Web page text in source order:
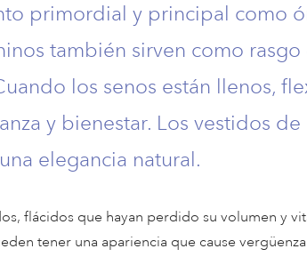
primordial y principal como
también sirven como
los senos están llenos,
y bienestar. Los vestidos
elegancia natural.
flácidos que hayan perdido su volumen y
tener una apariencia que cause